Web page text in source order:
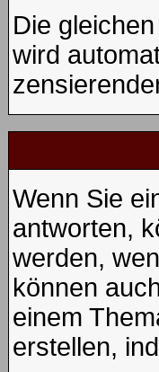
Die
wird
Wenn Sie
antworten,
werden,
können
einem
erstellen,